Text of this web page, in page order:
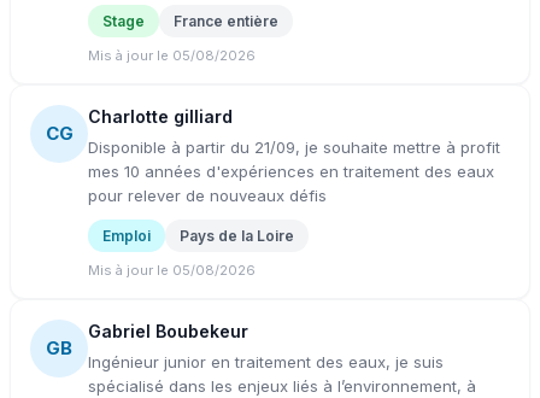
Stage France entière
Mis à jour le 05/08/2026
CG
Charlotte gilliard
Disponible à partir du 21/09, je souhaite mettre à profit
mes 10 années d'expériences en traitement des eaux
pour relever de nouveaux défis
Emploi Pays de la Loire
Mis à jour le 05/08/2026
GB
Gabriel Boubekeur
Ingénieur junior en traitement des eaux, je suis
spécialisé dans les enjeux liés à l’environnement, à